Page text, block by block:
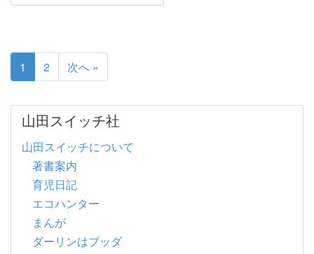
1 2 次へ »
山田スイッチ社
山田スイッチについて
著書案内
育児日記
エコハンター
まんが
ダーリンはブッダ